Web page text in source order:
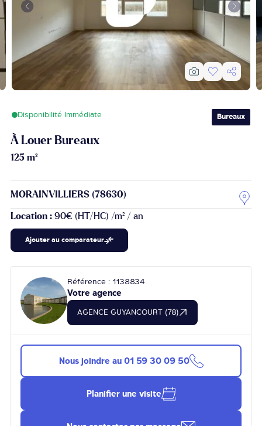
Disponibilité Immédiate Bureaux
À Louer Bureaux
125 m²
MORAINVILLIERS (78630)
Location : 90€ (HT/HC) /m² / an
Ajouter au comparateur
Référence : 1138834
Votre agence
AGENCE GUYANCOURT (78)
Nous joindre au 01 59 30 09 50
Planifier une visite